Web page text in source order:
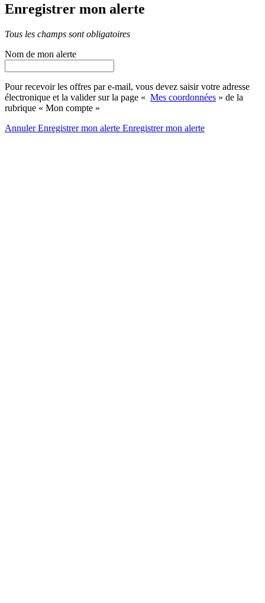
Enregistrer mon alerte
Tous les champs sont obligatoires
Nom de mon alerte
Pour recevoir les offres par e-mail, vous devez saisir votre adresse
électronique et la valider sur la page « Mes coordonnées » de la
rubrique « Mon compte »
AnnulerEnregistrer mon alerte Enregistrermon alerte